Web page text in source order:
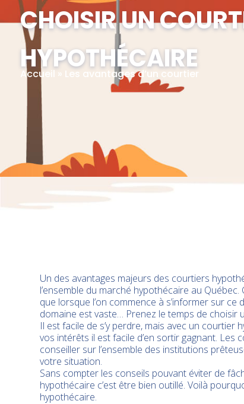
CHOISIR UN
HYPOTHÉCAIRE
Accueil » Les avantages d’un courtier
Un des avantages majeurs des courtiers
l’ensemble du marché hypothécaire au
que lorsque l’on commence à s’informer sur
domaine est vaste… Prenez le temps de choisir
Il est facile de s’y perdre, mais avec un
vos intérêts il est facile d’en sortir gagnant.
conseiller sur l’ensemble des institutions
votre situation.
Sans compter les conseils pouvant éviter de
hypothécaire c’est être bien outillé. Voilà
hypothécaire.